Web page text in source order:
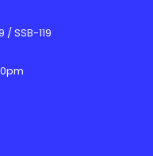
SSB-119